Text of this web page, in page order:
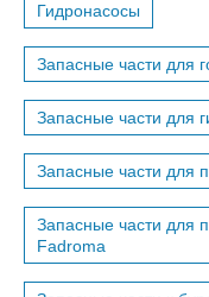
Гидронасосы
Запасные части для
Запасные части для
Запасные части для
Запасные части для
Fadroma